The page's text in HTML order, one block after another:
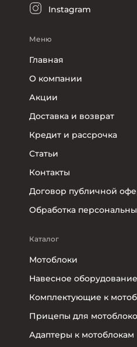
Instagram
Меню
Главная
О компании
Акции
Доставка и возврат
Кредит и рассрочка
Статьи
Контакты
Договор публичной
Обработка
Каталог
Мотоблоки
Навесное
Комплектующие к
Прицепы для
Адаптеры к мотоблокам